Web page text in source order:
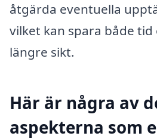
åtgärda eventuella
vilket kan spara både tid
längre sikt.
Här är några av
aspekterna som